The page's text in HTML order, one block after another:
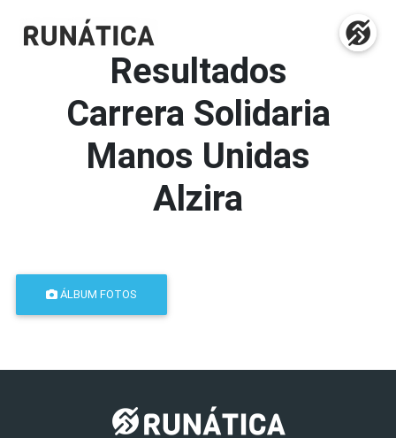
Resultados
Carrera Solidaria
Manos Unidas
Alzira
ÁLBUM FOTOS